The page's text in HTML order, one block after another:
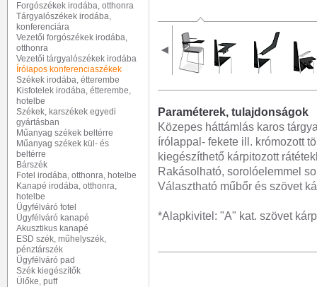
Forgószékek irodába, otthonra
Tárgyalószékek irodába,
konferenciára
Vezetői forgószékek irodába,
otthonra
Vezetői tárgyalószékek irodába
Írólapos konferenciaszékek
Székek irodába, étterembe
Kisfotelek irodába, étterembe,
hotelbe
Székek, karszékek egyedi
gyártásban
Műanyag székek beltérre
Műanyag székek kül- és
beltérre
Bárszék
Fotel irodába, otthonra, hotelbe
Kanapé irodába, otthonra,
hotelbe
Ügyfélváró fotel
Ügyfélváró kanapé
Akusztikus kanapé
ESD szék, műhelyszék,
pénztárszék
Ügyfélváró pad
Szék kiegészítők
Ülőke, puff
Paraméterek, tulajdonságok
Közepes háttámlás karos
írólappal- fekete ill. krómozott
kiegészíthető kárpitozott
Rakásolható, sorolóelemmel
Választható műbőr és szövet
*Alapkivitel: "A" kat. szövet